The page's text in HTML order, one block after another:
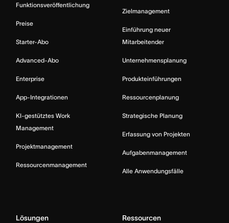
Funktionsveröffentlichung
Preise
Starter-Abo
Advanced-Abo
Enterprise
App-Integrationen
KI-gestütztes Work
Management
Projektmanagement
Ressourcenmanagement
Zielmanagement
Einführung neuer
Mitarbeitender
Unternehmensplanung
Produkteinführungen
Ressourcenplanung
Strategische Planung
Erfassung von Projekten
Aufgabenmanagement
Alle Anwendungsfälle
Lösungen Ressourcen